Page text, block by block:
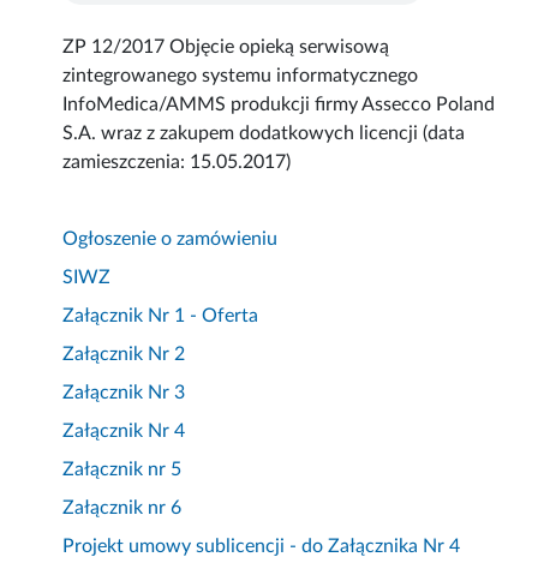
ZP 12/2017 Objęcie opieką serwisową
zintegrowanego systemu informatycznego
InfoMedica/AMMS produkcji firmy Assecco Poland
S.A. wraz z zakupem dodatkowych licencji (data
zamieszczenia: 15.05.2017)
Ogłoszenie o zamówieniu
SIWZ
Załącznik Nr 1 - Oferta
Załącznik Nr 2
Załącznik Nr 3
Załącznik Nr 4
Załącznik nr 5
Załącznik nr 6
Projekt umowy sublicencji - do Załącznika Nr 4